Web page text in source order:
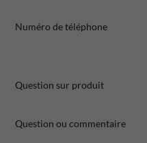
Numéro de téléphone
Question sur produit
Question ou commentaire